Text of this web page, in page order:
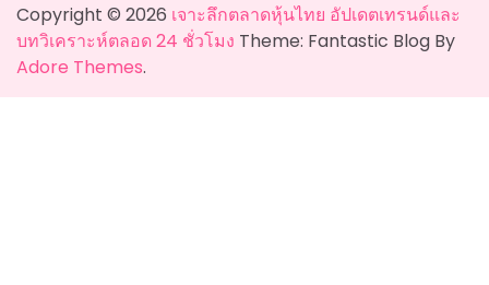
Copyright © 2026 เจาะลึกตลาดหุ้นไทย อัปเดตเทรนด์และ
บทวิเคราะห์ตลอด 24 ชั่วโมง Theme: Fantastic Blog By
Adore Themes.